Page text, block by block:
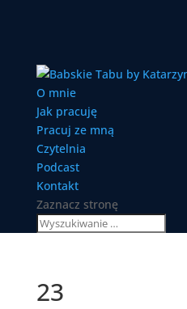
O mnie
Jak pracuję
Pracuj ze mną
Czytelnia
Podcast
Kontakt
Zaznacz stronę
23